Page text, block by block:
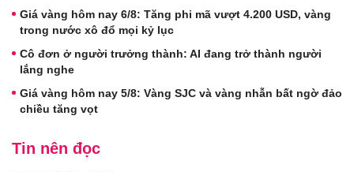
Giá vàng hôm nay 6/8: Tăng phi mã vượt 4.200 USD, vàng
trong nước xô đổ mọi kỷ lục
Cô đơn ở người trưởng thành: AI đang trở thành người
lắng nghe
Giá vàng hôm nay 5/8: Vàng SJC và vàng nhẫn bất ngờ đảo
chiều tăng vọt
Tin nên đọc